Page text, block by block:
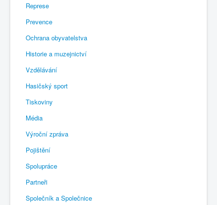
Represe
Prevence
Ochrana obyvatelstva
Historie a muzejnictví
Vzdělávání
Hasičský sport
Tiskoviny
Média
Výroční zpráva
Pojištění
Spolupráce
Partneři
Společník a Společnice